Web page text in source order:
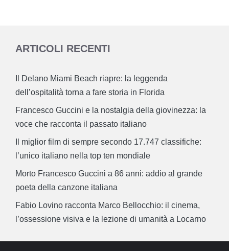
ARTICOLI RECENTI
Il Delano Miami Beach riapre: la leggenda
dell’ospitalità torna a fare storia in Florida
Francesco Guccini e la nostalgia della giovinezza: la
voce che racconta il passato italiano
Il miglior film di sempre secondo 17.747 classifiche:
l’unico italiano nella top ten mondiale
Morto Francesco Guccini a 86 anni: addio al grande
poeta della canzone italiana
Fabio Lovino racconta Marco Bellocchio: il cinema,
l’ossessione visiva e la lezione di umanità a Locarno